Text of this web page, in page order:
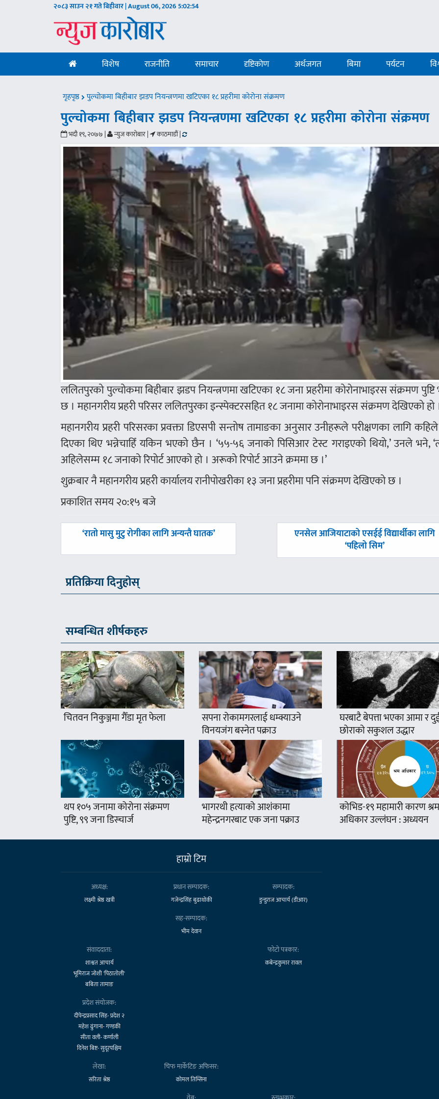
२०८३ साउन २१ गते बिहीवार | August 06, 2026 5:02:55
विशेष राजनीति समाचार दृष्टिकोण अर्थजगत बिमा पर्यटन
गृहपृष्ठ पुल्चोकमा बिहीबार झडप नियन्त्रणमा खटिएका १८ प्रहरीमा कोरोना संक्रमण
पुल्चोकमा बिहीबार झडप नियन्त्रणमा खटिएका १८ प्रहरीमा कोरोना संक्रमण
भदौ १९, २०७७ | न्युज कारोबार | काठमाडौं |
ललितपुरको पुल्चोकमा बिहीबार झडप नियन्त्रणमा खटिएका १८ जना प्रहरीमा कोरोनाभाइरस संक्रमण
छ । महानगरीय प्रहरी परिसर ललितपुरका इन्स्पेक्टरसहित १८ जनामा कोरोनाभाइरस संक्रमण देखिएको हो
महानगरीय प्रहरी परिसरका प्रवक्ता डिएसपी सन्तोष तामाङका अनुसार उनीहरूले परीक्षणका लागि
दिएका थिए भन्नेचाहिँ यकिन भएको छैन । ‘५५-५६ जनाको पिसिआर टेस्ट गराइएको थियो,’ उनले भने,
अहिलेसम्म १८ जनाको रिपोर्ट आएको हो । अरूको रिपोर्ट आउने क्रममा छ ।’
शुक्रबार नै महानगरीय प्रहरी कार्यालय रानीपोखरीका १३ जना प्रहरीमा पनि संक्रमण देखिएको छ ।
प्रकाशित समय २०:१५ बजे
पछिल्लाे
‘रातो मासु मुटु रोगीका लागि अन्यन्तै घातक’
अघिल्लाे
एनसेल आजियाटाको एसईई विद्यार्थीका लागि
‘पहिलो सिम’
प्रतिक्रिया दिनुहोस्
सम्बन्धित शीर्षकहरु
चितवन निकुञ्जमा गैँडा मृत फेला सपना रोकामगरलाई धम्क्याउने
विनयजंग बस्नेत पक्राउ
घरबाटै बेपत्ता भएका आमा र
छोराको सकुशल उद्धार
थप १०५ जनामा कोरोना संक्रमण
पुष्टि, ९९ जना डिस्चार्ज
भागरथी हत्याको आशंकामा
महेन्द्रनगरबाट एक जना पक्राउ
कोभिड-१९ महामारी कारण श्रम
अधिकार उल्लंघन : अध्ययन
हाम्राे टिम
अध्यक्ष:
लक्ष्मी श्रेष्ठ खत्री
प्रधान सम्पादक:
गजेन्द्रसिंह बुढाथोकी
सम्पादक:
डुन्डुराज आचार्य (डीआर)
सह-सम्पादक:
भीम देवान
संवाददाता:
शाश्वत आचार्य
भूमिराज जोशी 'पिठातोली'
बबिता तामाङ
फोटो पत्रकार:
कबेन्द्रकुमार रावल
प्रदेश संयोजक:
दीपेन्द्रप्रसाद सिंह- प्रदेश २
महेश ढुंगाना- गण्डकी
सीता वली- कर्णाली
दिनेश बिष्ट- सुदूरपश्चिम
लेखा:
सरिता श्रेष्ठ
चिफ मार्केटिङ अफिसर:
कोमल तिम्सिना